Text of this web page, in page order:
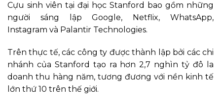
Cựu sinh viên tại đại học Stanford bao gồm những
người sáng lập Google, Netflix, WhatsApp,
Instagram và Palantir Technologies.
Trên thực tế, các công ty được thành lập bởi các chi
nhánh của Stanford tạo ra hơn 2,7 nghìn tỷ đô la
doanh thu hàng năm, tương đương với nền kinh tế
lớn thứ 10 trên thế giới.